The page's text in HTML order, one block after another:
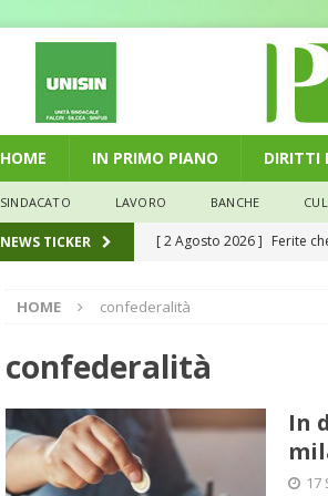
HOME IN PRIMO PIANO DIRITTI
SINDACATO LAVORO BANCHE
NEWS TICKER [ 2 Agosto 2026 ] Ferite
[ 29 Luglio 2026 ]
la media nazionale
debiti sono più leggeri
[ 26 Luglio 2026 ]
HOME confederalità
confederalità
In
17